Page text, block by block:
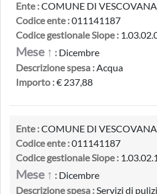
Ente :COMUNE DI VESCOVANA
Codice ente :011141187
Codice gestionale Siope :
Mese ↑ : Dicembre
Descrizione spesa :Acqua
Importo :€ 237,88
Ente :COMUNE DI VESCOVANA
Codice ente :011141187
Codice gestionale Siope :
Mese ↑ : Dicembre
Descrizione spesa :Servizi di